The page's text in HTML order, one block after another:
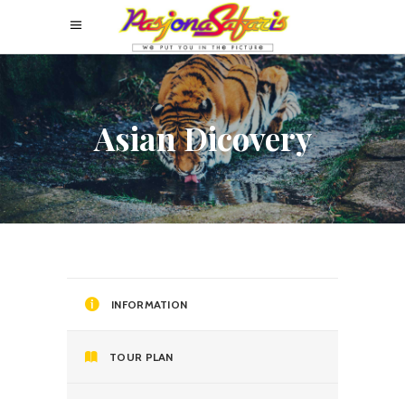
Asian Dicovery
INFORMATION
TOUR PLAN